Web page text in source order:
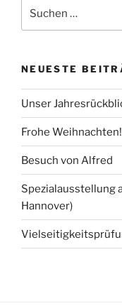
nach:
NEUESTE
Unser
Frohe Weihnachten!
Besuch von Alfred
Spezialausstellung
Hannover)